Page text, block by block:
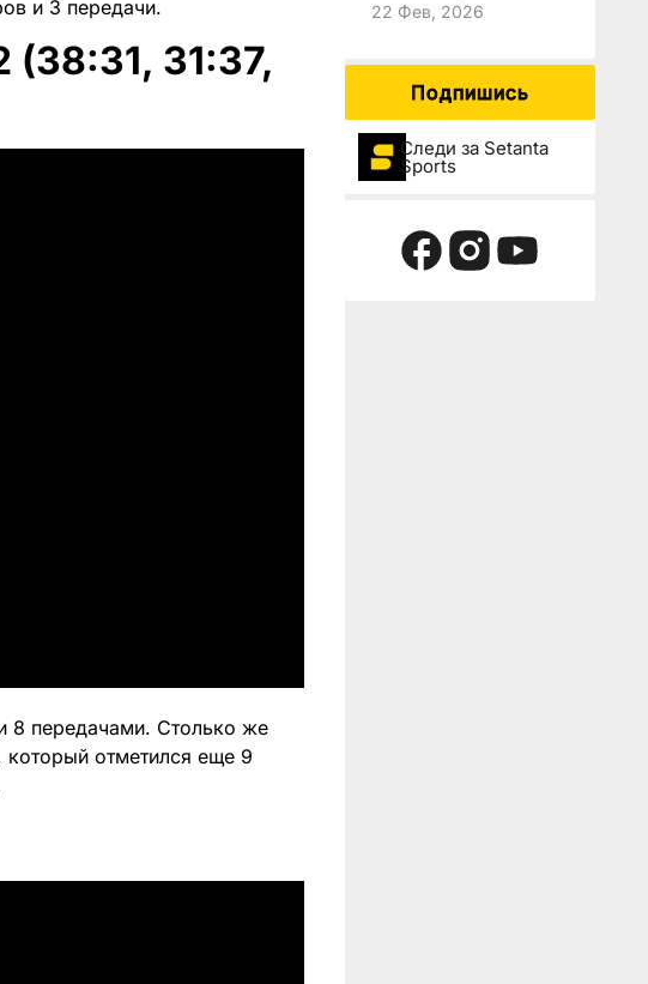
и 3 передачи.
(38:31, 31:37,
8 передачами. Столько же
отметился еще 9
22 Фев, 2026
Подпишись
Следи за Setanta
Sports